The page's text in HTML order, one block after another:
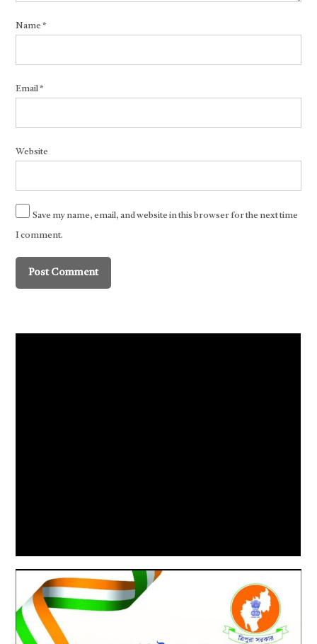
Name*
Email*
Website
Save my name, email, and website in this browser for the next time
I comment.